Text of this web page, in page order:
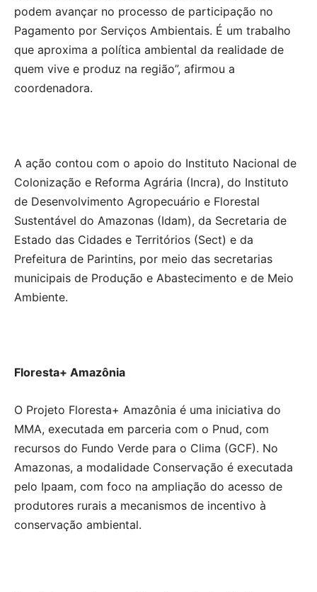
podem avançar no processo de participação no
Pagamento por Serviços Ambientais. É um trabalho
que aproxima a política ambiental da realidade de
quem vive e produz na região”, afirmou a
coordenadora.
A ação contou com o apoio do Instituto Nacional de
Colonização e Reforma Agrária (Incra), do Instituto
de Desenvolvimento Agropecuário e Florestal
Sustentável do Amazonas (Idam), da Secretaria de
Estado das Cidades e Territórios (Sect) e da
Prefeitura de Parintins, por meio das secretarias
municipais de Produção e Abastecimento e de Meio
Ambiente.
Floresta+ Amazônia
O Projeto Floresta+ Amazônia é uma iniciativa do
MMA, executada em parceria com o Pnud, com
recursos do Fundo Verde para o Clima (GCF). No
Amazonas, a modalidade Conservação é executada
pelo Ipaam, com foco na ampliação do acesso de
produtores rurais a mecanismos de incentivo à
conservação ambiental.